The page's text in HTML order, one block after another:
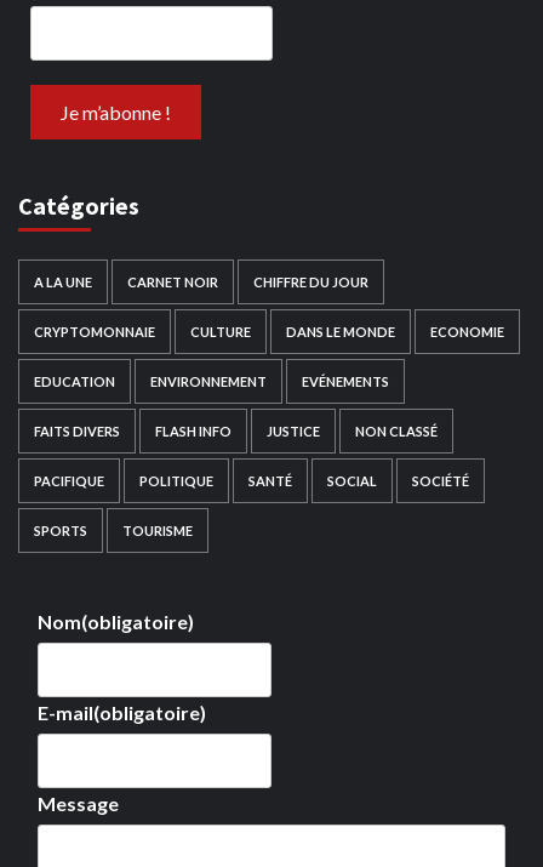
Catégories
A LA UNE CARNET NOIR CHIFFRE DU JOUR
CRYPTOMONNAIE CULTURE DANS LE MONDE ECONOMIE
EDUCATION ENVIRONNEMENT EVÉNEMENTS
FAITS DIVERS FLASH INFO JUSTICE NON CLASSÉ
PACIFIQUE POLITIQUE SANTÉ SOCIAL SOCIÉTÉ
SPORTS TOURISME
Nom(obligatoire)
E-mail(obligatoire)
Message